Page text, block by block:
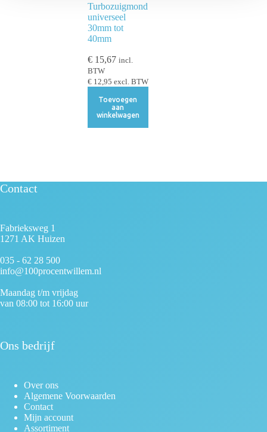
Turbozuigmond
universeel
30mm tot
40mm
€15,67 incl.
BTW
€12,95 excl. BTW
Toevoegen
aan
winkelwagen
Contact
Fabrieksweg 1
1271 AK Huizen
035 - 62 28 500
info@100procentwillem.nl
Maandag t/m vrijdag
van 08:00 tot 16:00 uur
Ons bedrijf
Over ons
Algemene Voorwaarden
Contact
Mijn account
Assortiment